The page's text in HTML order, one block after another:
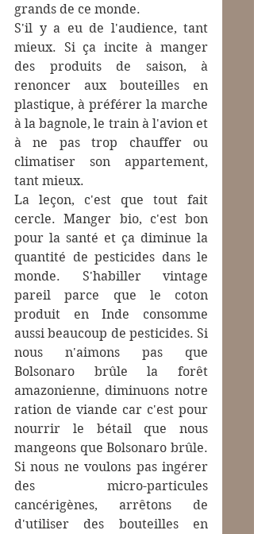
grands de ce monde.
S'il y a eu de l'audience, tant
mieux. Si ça incite à manger
des produits de saison, à
renoncer aux bouteilles en
plastique, à préférer la marche
à la bagnole, le train à l'avion et
à ne pas trop chauffer ou
climatiser son appartement,
tant mieux.
La leçon, c'est que tout fait
cercle. Manger bio, c'est bon
pour la santé et ça diminue la
quantité de pesticides dans le
monde. S'habiller vintage
pareil parce que le coton
produit en Inde consomme
aussi beaucoup de pesticides. Si
nous n'aimons pas que
Bolsonaro brûle la forêt
amazonienne, diminuons notre
ration de viande car c'est pour
nourrir le bétail que nous
mangeons que Bolsonaro brûle.
Si nous ne voulons pas ingérer
des micro-particules
cancérigènes, arrêtons de
d'utiliser des bouteilles en